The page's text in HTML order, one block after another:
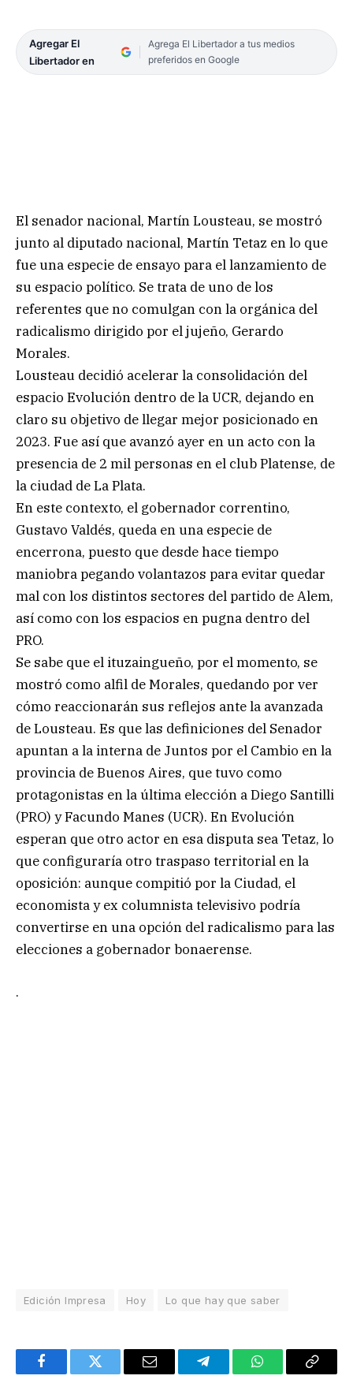
Agregar El
Libertador en
Agrega El Libertador a tus medios
preferidos en Google
El senador nacional, Martín Lousteau, se mostró
junto al diputado nacional, Martín Tetaz en lo que
fue una especie de ensayo para el lanzamiento de
su espacio político. Se trata de uno de los
referentes que no comulgan con la orgánica del
radicalismo dirigido por el jujeño, Gerardo
Morales.
Lousteau decidió acelerar la consolidación del
espacio Evolución dentro de la UCR, dejando en
claro su objetivo de llegar mejor posicionado en
2023. Fue así que avanzó ayer en un acto con la
presencia de 2 mil personas en el club Platense, de
la ciudad de La Plata.
En este contexto, el gobernador correntino,
Gustavo Valdés, queda en una especie de
encerrona, puesto que desde hace tiempo
maniobra pegando volantazos para evitar quedar
mal con los distintos sectores del partido de Alem,
así como con los espacios en pugna dentro del
PRO.
Se sabe que el ituzaingueño, por el momento, se
mostró como alfil de Morales, quedando por ver
cómo reaccionarán sus reflejos ante la avanzada
de Lousteau. Es que las definiciones del Senador
apuntan a la interna de Juntos por el Cambio en la
provincia de Buenos Aires, que tuvo como
protagonistas en la última elección a Diego Santilli
(PRO) y Facundo Manes (UCR). En Evolución
esperan que otro actor en esa disputa sea Tetaz, lo
que configuraría otro traspaso territorial en la
oposición: aunque compitió por la Ciudad, el
economista y ex columnista televisivo podría
convertirse en una opción del radicalismo para las
elecciones a gobernador bonaerense.
.
Edición Impresa Hoy Lo que hay que saber
FacebookTwitter Email TelegramWhatsAppCopy